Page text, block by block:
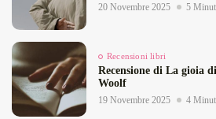
20 Novembre 2025 5
Recensioni libri
Recensione di La gioia
Woolf
19 Novembre 2025 4